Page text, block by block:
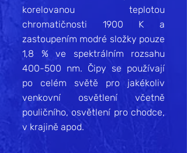
korelovanou teplotou
chromatičnosti 1900 K a
zastoupením modré složky pouze
1,8 % ve spektrálním rozsahu
400-500 nm. Čipy se používají
po celém světě pro jakékoliv
venkovní osvětlení včetně
pouličního, osvětlení pro chodce,
v krajině apod.